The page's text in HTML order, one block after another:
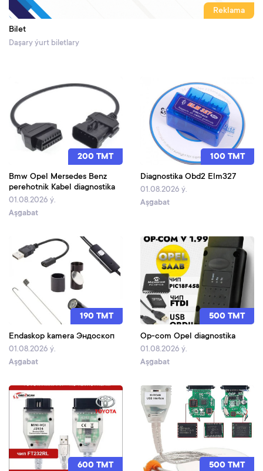
Reklama
Bilet
Daşary ýurt biletlary
200 TMT
Bmw Opel Mersedes Benz
perehotnik Kabel diagnostika
01.08.2026 ý.
Aşgabat
100 TMT
Diagnostika Obd2 Elm327
01.08.2026 ý.
Aşgabat
190 TMT
Endaskop kamera Эндоскоп
01.08.2026 ý.
Aşgabat
500 TMT
Op-com Opel diagnostika
01.08.2026 ý.
Aşgabat
600 TMT 500 TMT